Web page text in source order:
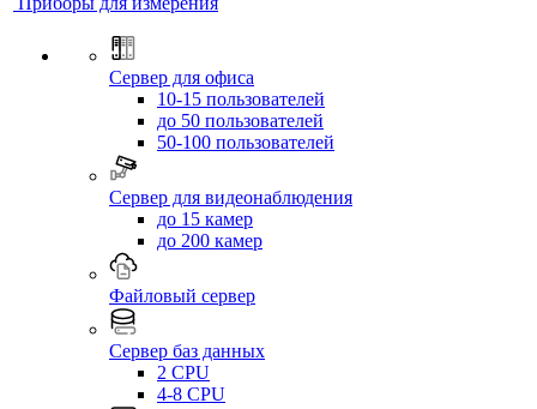
Сервер для офиса
10-15 пользователей
до 50 пользователей
50-100 пользователей
Сервер для видеонаблюдения
до 15 камер
до 200 камер
Файловый сервер
Сервер баз данных
2 CPU
4-8 CPU